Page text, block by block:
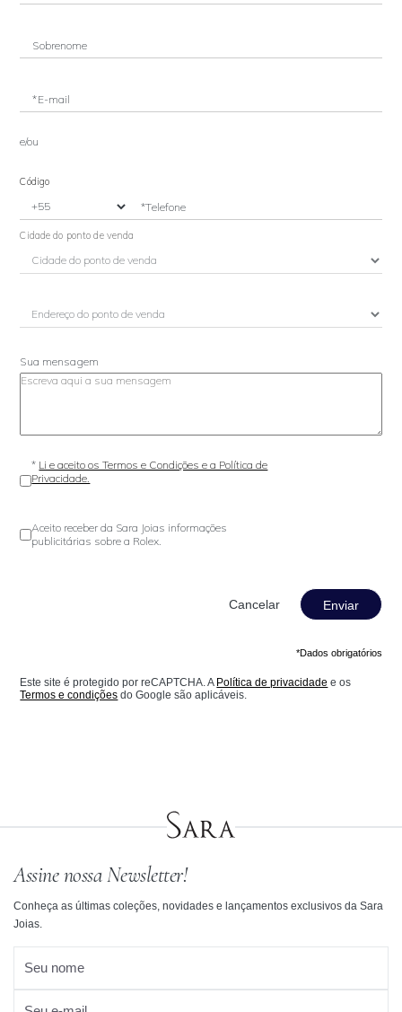
Sobrenome
*E-mail
e/ou
Código
*Telefone
Cidade do ponto de venda
Sua mensagem
* Li e aceito os Termos e Condições e a Política de
Privacidade.
Aceito receber da Sara Joias informações
publicitárias sobre a Rolex.
Enviar
*Dados obrigatórios
Este site é protegido por reCAPTCHA. A Política de privacidade e os
Termos e condições do Google são aplicáveis.
Assine nossa Newsletter!
Conheça as últimas coleções, novidades e lançamentos exclusivos da Sara
Joias.
Seu nome